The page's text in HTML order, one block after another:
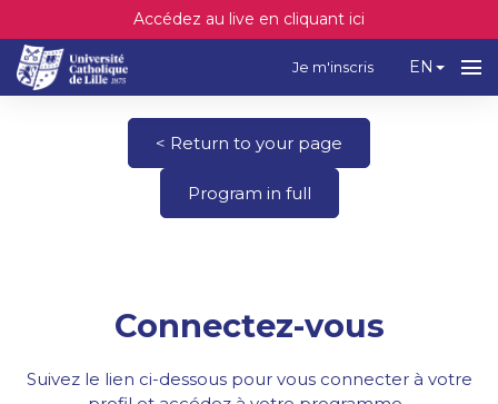
Accédez au live en cliquant ici
Je m'inscris EN
< Return to your page
Program in full
Connectez-vous
Suivez le lien ci-dessous pour vous connecter à votre